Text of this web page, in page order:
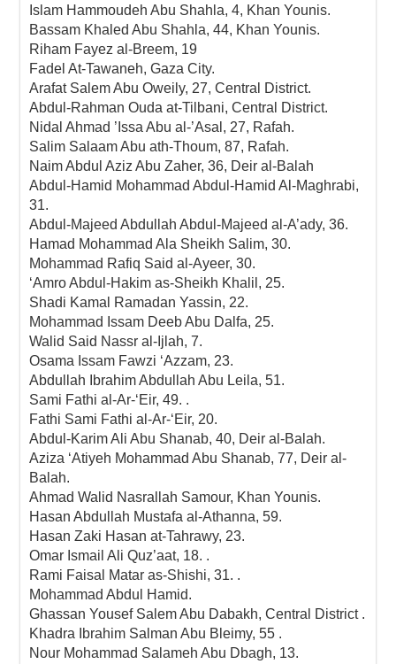
Islam Hammoudeh Abu Shahla, 4, Khan Younis.
Bassam Khaled Abu Shahla, 44, Khan Younis.
Riham Fayez al-Breem, 19
Fadel At-Tawaneh, Gaza City.
Arafat Salem Abu Oweily, 27, Central District.
Abdul-Rahman Ouda at-Tilbani, Central District.
Nidal Ahmad ’Issa Abu al-’Asal, 27, Rafah.
Salim Salaam Abu ath-Thoum, 87, Rafah.
Naim Abdul Aziz Abu Zaher, 36, Deir al-Balah
Abdul-Hamid Mohammad Abdul-Hamid Al-Maghrabi,
31.
Abdul-Majeed Abdullah Abdul-Majeed al-A’ady, 36.
Hamad Mohammad Ala Sheikh Salim, 30.
Mohammad Rafiq Said al-Ayeer, 30.
‘Amro Abdul-Hakim as-Sheikh Khalil, 25.
Shadi Kamal Ramadan Yassin, 22.
Mohammad Issam Deeb Abu Dalfa, 25.
Walid Said Nassr al-Ijlah, 7.
Osama Issam Fawzi ‘Azzam, 23.
Abdullah Ibrahim Abdullah Abu Leila, 51.
Sami Fathi al-Ar-‘Eir, 49. .
Fathi Sami Fathi al-Ar-‘Eir, 20.
Abdul-Karim Ali Abu Shanab, 40, Deir al-Balah.
Aziza ‘Atiyeh Mohammad Abu Shanab, 77, Deir al-
Balah.
Ahmad Walid Nasrallah Samour, Khan Younis.
Hasan Abdullah Mustafa al-Athanna, 59.
Hasan Zaki Hasan at-Tahrawy, 23.
Omar Ismail Ali Quz’aat, 18. .
Rami Faisal Matar as-Shishi, 31. .
Mohammad Abdul Hamid.
Ghassan Yousef Salem Abu Dabakh, Central District .
Khadra Ibrahim Salman Abu Bleimy, 55 .
Nour Mohammad Salameh Abu Dbagh, 13.